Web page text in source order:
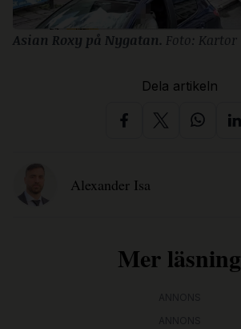
Asian Roxy på Nygatan. Foto: Kartor
Dela artikeln
Alexander Isa
Mer läsning